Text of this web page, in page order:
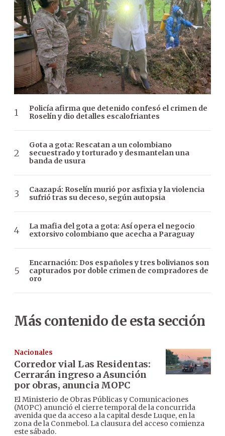
Policía afirma que detenido confesó el crimen de
Roselín y dio detalles escalofriantes
Gota a gota: Rescatan a un colombiano
secuestrado y torturado y desmantelan una
banda de usura
Caazapá: Roselín murió por asfixia y la violencia
sufrió tras su deceso, según autopsia
La mafia del gota a gota: Así opera el negocio
extorsivo colombiano que acecha a Paraguay
Encarnación: Dos españoles y tres bolivianos son
capturados por doble crimen de compradores de
oro
Más contenido de esta sección
Nacionales
Corredor vial Las Residentas:
Cerrarán ingreso a Asunción
por obras, anuncia MOPC
El Ministerio de Obras Públicas y Comunicaciones
(MOPC) anunció el cierre temporal de la concurrida
avenida que da acceso a la capital desde Luque, en la
zona de la Conmebol. La clausura del acceso comienza
este sábado.